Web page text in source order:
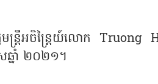
ន្រ្តីអចិន្រ្តៃយ៍លោក Truong
ឆ្នាំ ២០២១។